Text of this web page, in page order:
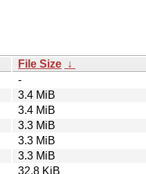
File Size ↓
-
3.4 MiB
3.4 MiB
3.3 MiB
3.3 MiB
3.3 MiB
32.8 KiB